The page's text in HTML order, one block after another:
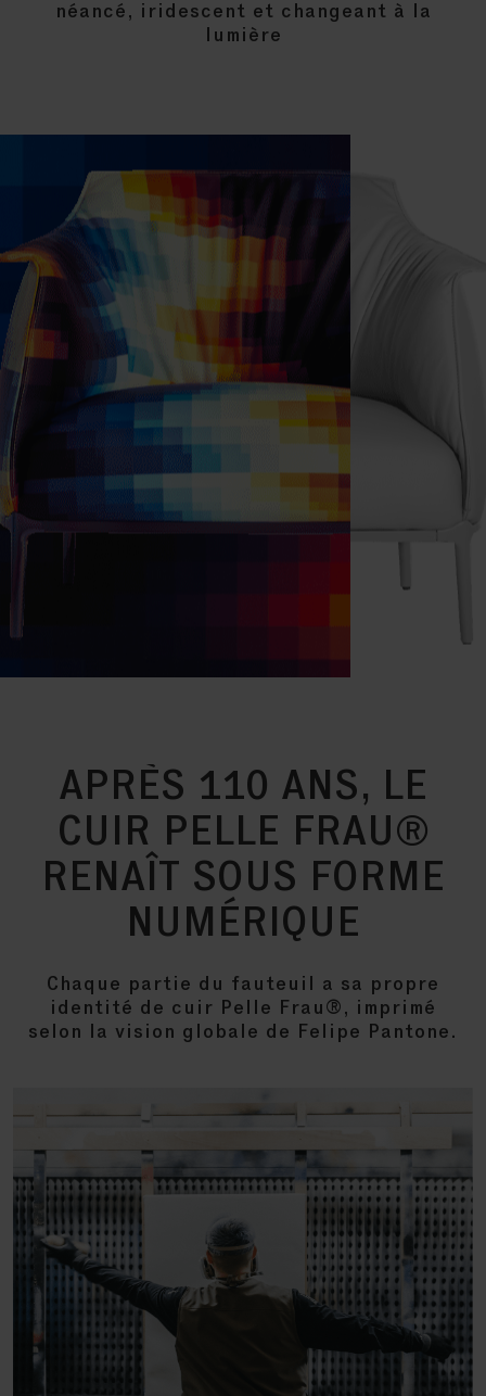
néancé, iridescent et changeant à la
lumière
APRÈS 110 ANS, LE
CUIR PELLE FRAU®
RENAÎT SOUS FORME
NUMÉRIQUE
Chaque partie du fauteuil a sa propre
identité de cuir Pelle Frau®, imprimé
selon la vision globale de Felipe Pantone.